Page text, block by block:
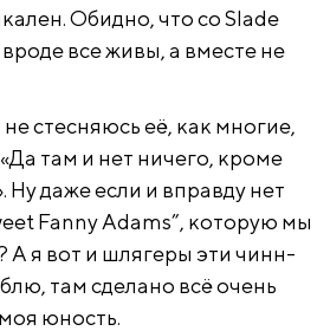
Обидно, что со Slade
вроде все живы, а вместе не
стесняюсь её, как многие,
там и нет ничего, кроме
Ну даже если и вправду нет
Fanny Adams”, которую мы
А я вот и шлягеры эти чинн-
там сделано всё очень
юность.